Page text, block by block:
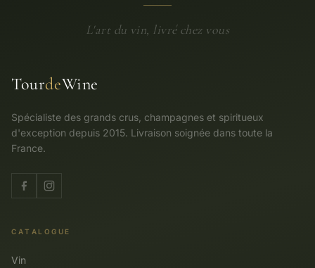
L'art du vin, livré chez vous
TourdeWine
Spécialiste des grands crus, champagnes et spiritueux
d'exception depuis 2015. Livraison soignée dans toute la
France.
CATALOGUE
Vin